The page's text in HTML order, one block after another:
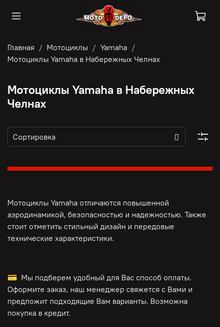
Главная Мотоциклы
Yamaha
Мотоциклы Yamaha в Набережных Челнах
Мотоциклы Yamaha в Набережных
Челнах
Мотоциклы Yamaha отличаются повышенной
аэродинамикой, безопасностью и надежностью. Также
стоит отметить стильный дизайн и передовые
технические характеристики.
💳 Мы подберем удобный для Вас способ оплаты.
Оформите заказ, наш менеджер свяжется с Вами и
предложит подходящие Вам варианты. Возможна
покупка в кредит.